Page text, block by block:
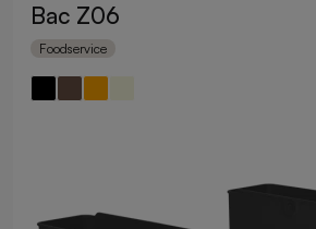
Bac Z06
Foodservice